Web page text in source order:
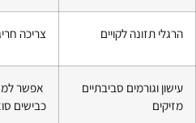
הרגלי תזונה לקויים צריכה
עישון וגורמים סביבתיים
מזיקים
אפשר
כבישים